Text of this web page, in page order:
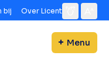
bij Over Licent
Menu